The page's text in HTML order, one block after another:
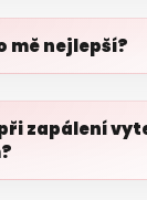
mě nejlepší?
zapálení